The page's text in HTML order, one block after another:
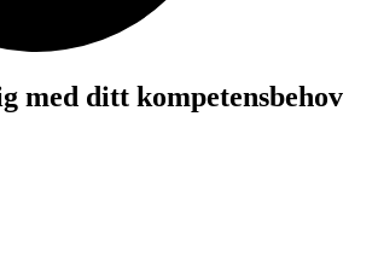
med ditt kompetensbehov